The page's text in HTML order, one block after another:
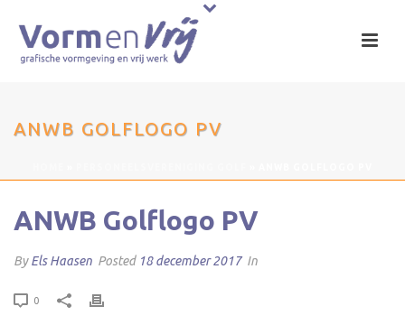
ANWB GOLFLOGO PV
ANWB Golflogo PV
ByEls Haasen Posted 18 december 2017 In
0